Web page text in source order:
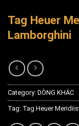
Tag Heuer
Lamborghini
Category: DÒNG KHÁC
Tag: Tag Heuer